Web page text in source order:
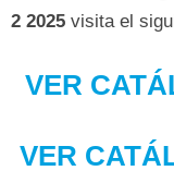
2 2025 visita el
VER
VER